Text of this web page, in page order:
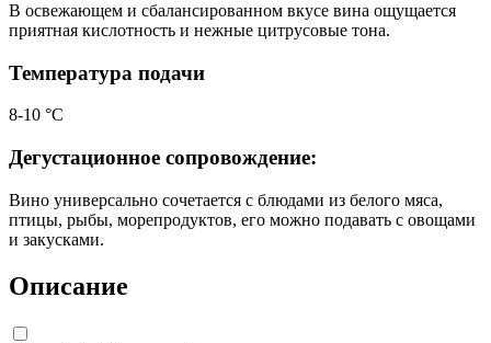
В освежающем и сбалансированном вкусе вина ощущается
приятная кислотность и нежные цитрусовые тона.
Температура подачи
8-10 °С
Дегустационное сопровождение:
Вино универсально сочетается с блюдами из белого мяса,
птицы, рыбы, морепродуктов, его можно подавать с овощами
и закусками.
Описание